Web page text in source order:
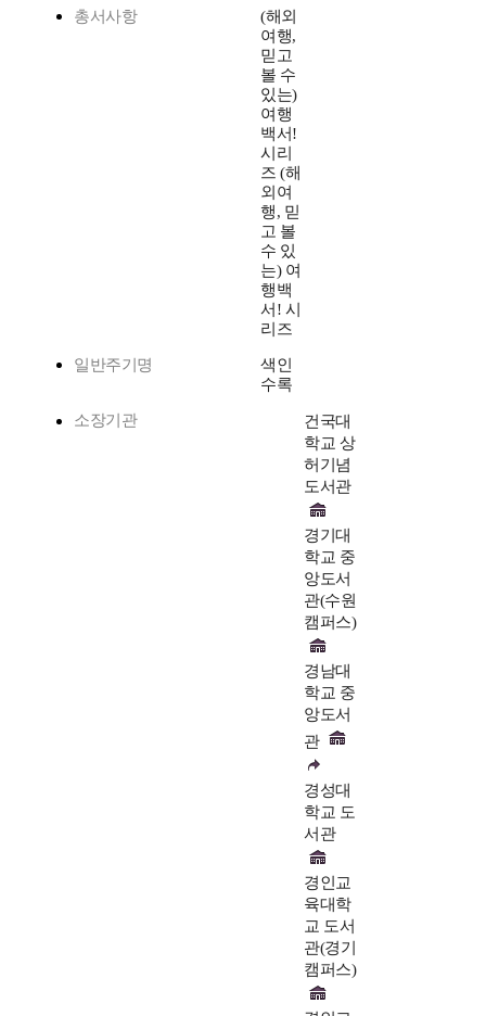
총서사항
(해외
여행,
믿고
볼 수
있는)
여행
백서!
시리
즈 (해
외여
행, 믿
고 볼
수 있
는) 여
행백
서! 시
리즈
일반주기명
색인
수록
소장기관
건국대
학교 상
허기념
도서관
경기대
학교 중
앙도서
관(수원
캠퍼스)
경남대
학교 중
앙도서
관
경성대
학교 도
서관
경인교
육대학
교 도서
관(경기
캠퍼스)